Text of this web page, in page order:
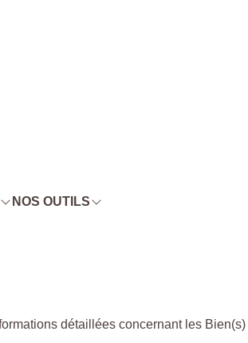
NOS OUTILS
détaillées concernant les